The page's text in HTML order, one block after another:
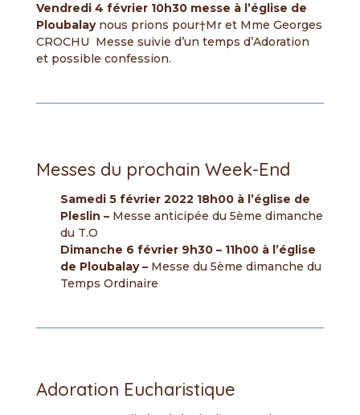
Vendredi 4 février 10h30 messe à l’église de
Ploubalay nous prions pour†Mr et Mme Georges
CROCHU Messe suivie d’un temps d’Adoration
et possible confession.
Messes du prochain Week-End
Samedi 5 février 2022 18h00 à l’église de
Pleslin –Messe anticipée du 5ème dimanche
du T.O
Dimanche 6 février 9h30 – 11h00 à l’église
de Ploubalay – Messe du 5ème dimanche du
Temps Ordinaire
Adoration Eucharistique